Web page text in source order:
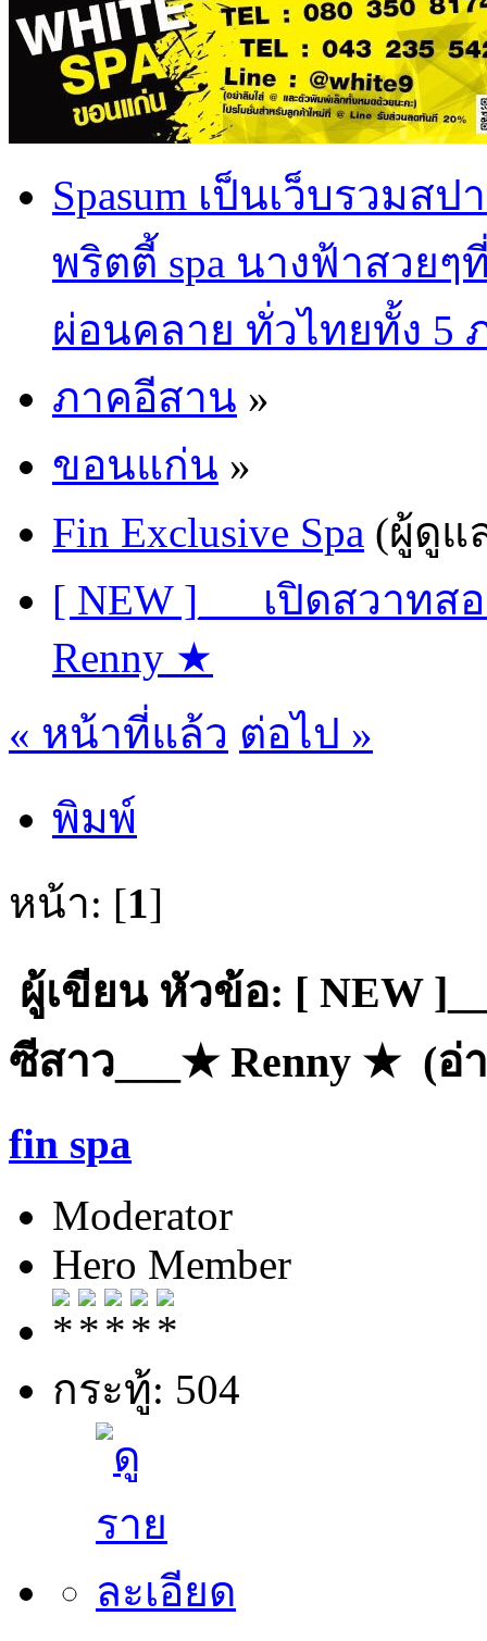
Spasum เป็นเว็บรวม
พริตตี้ spa นางฟ้าสวย
ผ่อนคลาย ทั่วไทยทั้ง 5
ภาคอีสาน »
ขอนแก่น »
Fin Exclusive Spa (ผู้ดูแ
[ NEW ]___เปิดสวาท
Renny ★
« หน้าที่แล้ว ต่อไป »
พิมพ์
หน้า: [1]
ผู้เขียนหัวข้อ: [ NEW
ซีสาว___★ Renny ★ (อ่า
fin spa
Moderator
Hero Member
กระทู้: 504